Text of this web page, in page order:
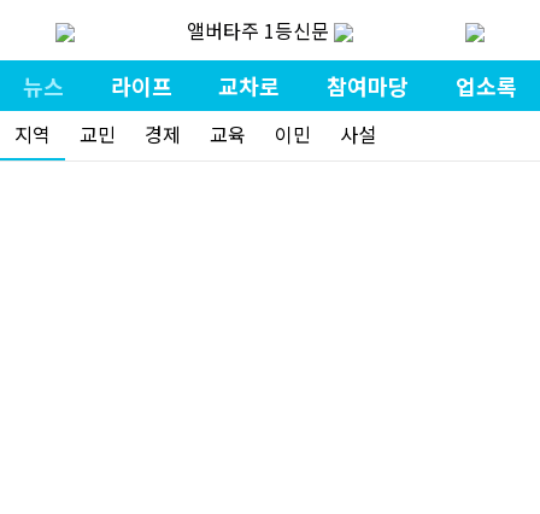
앨버타주 1등신문
뉴스 라이프 교차로 참여마당 업소록
지역 교민 경제 교육 이민 사설